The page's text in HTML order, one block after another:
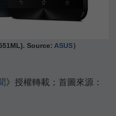
Source: ASUS）
》授權轉載；首圖來源：